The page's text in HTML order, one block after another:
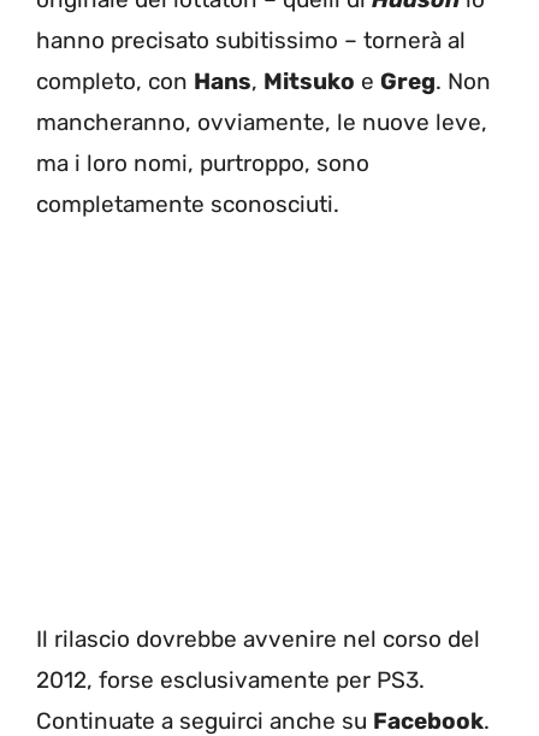
hanno precisato subitissimo – tornerà al
completo, con Hans, Mitsuko e Greg. Non
mancheranno, ovviamente, le nuove leve,
ma i loro nomi, purtroppo, sono
completamente sconosciuti.
Il rilascio dovrebbe avvenire nel corso del
2012, forse esclusivamente per PS3.
Continuate a seguirci anche su Facebook.